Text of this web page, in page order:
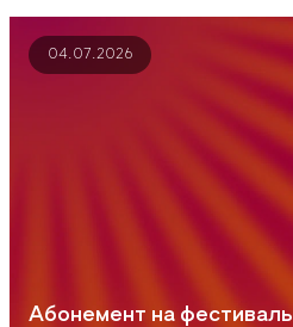
04.07.2026
Абонемент на фестиваль